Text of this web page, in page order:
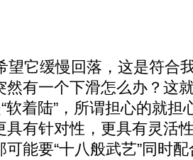
它缓慢回落，这是符合
然有一个下滑怎么办？这
软着陆”，所谓担心的就担
具有针对性，更具有灵活
能要“十八般武艺”同时